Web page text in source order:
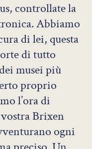
controllate la
Abbiamo
di lei, questa
di tutto
musei più
proprio
l’ora di
Brixen
ogni